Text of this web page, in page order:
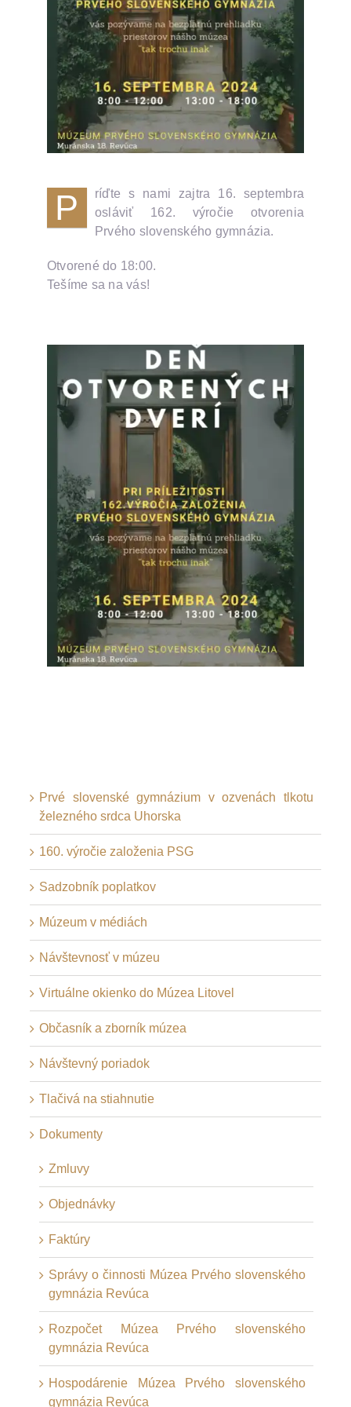
P
ríďte s nami zajtra 16. septembra
osláviť 162. výročie otvorenia
Prvého slovenského gymnázia.
Otvorené do 18:00.
Tešíme sa na vás!
Prvé slovenské gymnázium v ozvenách tlkotu
železného srdca Uhorska
160. výročie založenia PSG
Sadzobník poplatkov
Múzeum v médiách
Návštevnosť v múzeu
Virtuálne okienko do Múzea Litovel
Občasník a zborník múzea
Návštevný poriadok
Tlačivá na stiahnutie
Dokumenty
Zmluvy
Objednávky
Faktúry
Správy o činnosti Múzea Prvého slovenského
gymnázia Revúca
Rozpočet Múzea Prvého slovenského
gymnázia Revúca
Hospodárenie Múzea Prvého slovenského
gymnázia Revúca